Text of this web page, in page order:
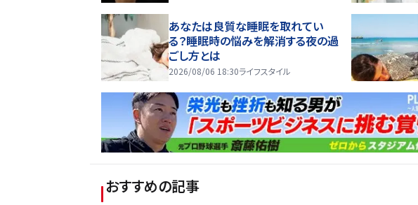
あなたは良質な睡眠を取れてい
る？睡眠時の悩みを解消する夜の過
ごし方とは
2026/08/06 18:30ライフスタイル
おすすめの記事